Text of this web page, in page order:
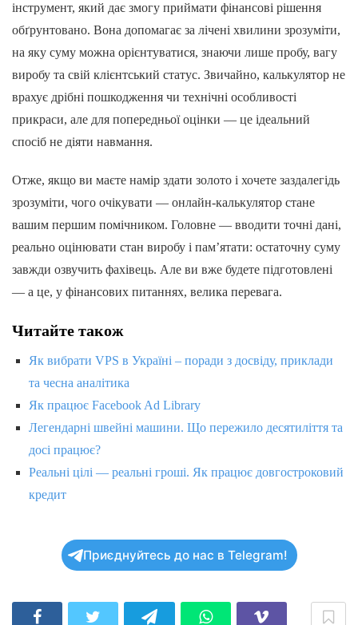
інструмент, який дає змогу приймати фінансові рішення
обґрунтовано. Вона допомагає за лічені хвилини зрозуміти,
на яку суму можна орієнтуватися, знаючи лише пробу, вагу
виробу та свій клієнтський статус. Звичайно, калькулятор не
врахує дрібні пошкодження чи технічні особливості
прикраси, але для попередньої оцінки — це ідеальний
спосіб не діяти навмання.
Отже, якщо ви маєте намір здати золото і хочете заздалегідь
зрозуміти, чого очікувати — онлайн-калькулятор стане
вашим першим помічником. Головне — вводити точні дані,
реально оцінювати стан виробу і пам’ятати: остаточну суму
завжди озвучить фахівець. Але ви вже будете підготовлені
— а це, у фінансових питаннях, велика перевага.
Читайте також
Як вибрати VPS в Україні – поради з досвіду, приклади
та чесна аналітика
Як працює Facebook Ad Library
Легендарні швейні машини. Що пережило десятиліття та
досі працює?
Реальні цілі — реальні гроші. Як працює довгостроковий
кредит
Приєднуйтесь до нас в Telegram!